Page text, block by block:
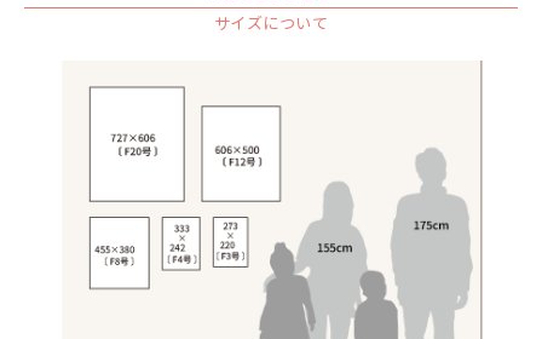
サイズについて